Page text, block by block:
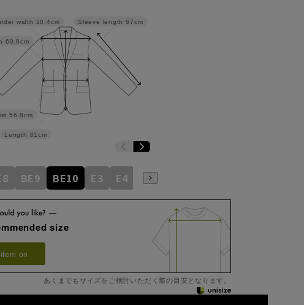
Sleeve length 67cm
Length 81cm
56.8cm
60.8cm
width 50.4cm
BE9 BE10 E3 E4 E5
size
on
あくまでもサイズをご検討いただく際の目安となります。